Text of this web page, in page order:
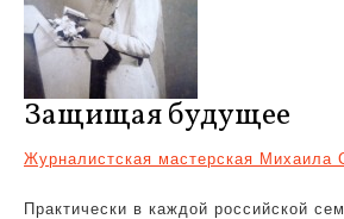
Защищая будущее
Журналистская мастерская Михаила
Практически в каждой российской